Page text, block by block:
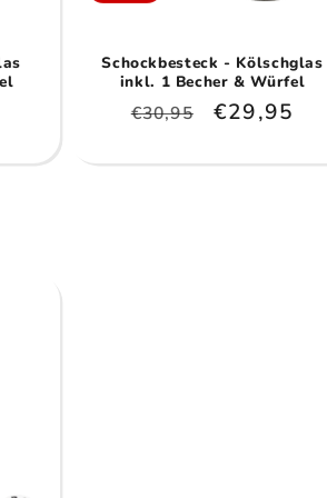
Schockbesteck - Kölschglas
inkl. 1 Becher & Würfel
Normaler
€30,95 €29,95